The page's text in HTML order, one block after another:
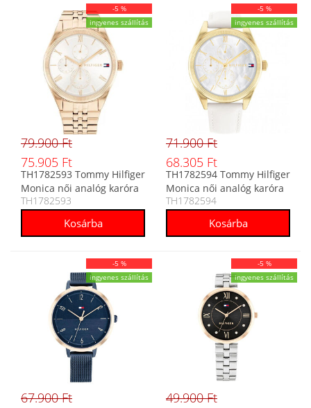
-5 %
ingyenes szállítás
79.900 Ft
75.905 Ft
TH1782593 Tommy Hilfiger
Monica női analóg karóra
TH1782593
-5 %
ingyenes szállítás
71.900 Ft
68.305 Ft
TH1782594 Tommy Hilfiger
Monica női analóg karóra
TH1782594
-5 %
ingyenes szállítás
67.900 Ft
-5 %
ingyenes szállítás
49.900 Ft